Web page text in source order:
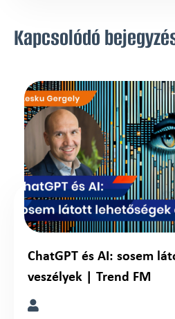
Kapcsolódó
ChatGPT és AI: sosem
veszélyek | Trend FM